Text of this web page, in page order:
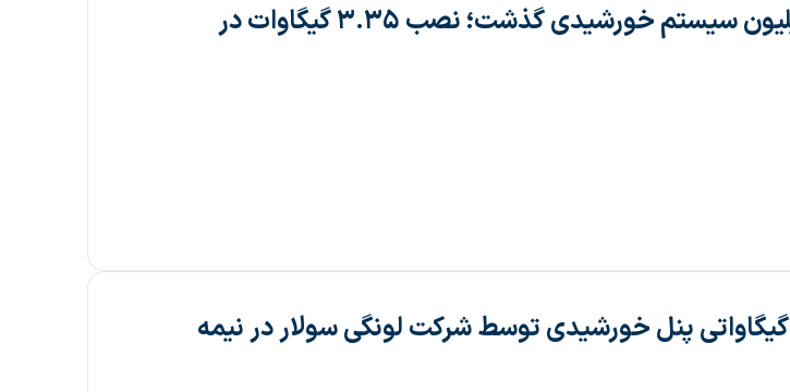
ایتالیا از مرز ۲ میلیون سیستم خورشیدی گذشت؛ نصب ۳.۳۵ گیگاوات در
مرسولات 26.64 گیگاواتی پنل خورشیدی توسط شرکت لونگی سولار در نیمه